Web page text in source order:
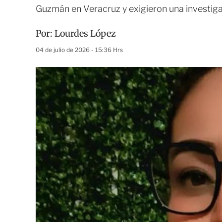
Guzmán en Veracruz y exigieron una
Por: Lourdes López
04 de julio de 2026 - 15:36 Hrs